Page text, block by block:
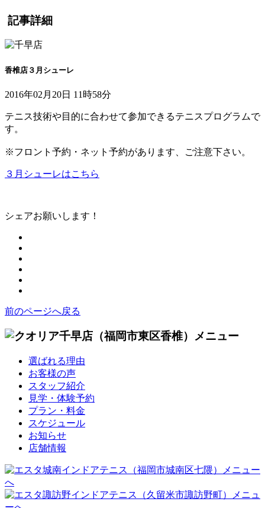
記事詳細
香椎店３月シューレ
2016年02月20日 11時58分
テニス技術や目的に合わせて参加できるテニスプログラムで
す。
※フロント予約・ネット予約があります、ご注意下さい。
３月シューレはこちら
シェアお願いします！
前のページへ戻る
選ばれる理由
お客様の声
スタッフ紹介
見学・体験予約
プラン・料金
スケジュール
お知らせ
店舗情報